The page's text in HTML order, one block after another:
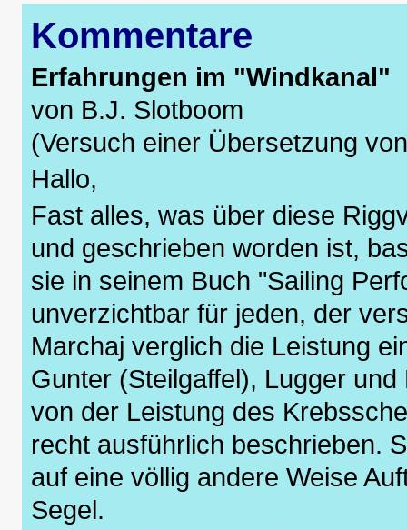
Kommentare
Erfahrungen im "Windkanal"
von B.J. Slotboom
(Versuch einer Übersetzung
Hallo,
Fast alles, was über diese
und geschrieben worden ist,
sie in seinem Buch "Sailing
unverzichtbar für jeden, der
Marchaj verglich die Leistung
Gunter (Steilgaffel), Lugger
von der Leistung des
recht ausführlich beschrieben.
auf eine völlig andere Weise
Segel.